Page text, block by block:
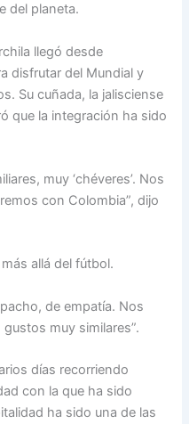
del planeta.
llegó desde
disfrutar del Mundial y
Su cuñada, la jalisciense
que la integración ha sido
muy ‘chéveres’. Nos
con Colombia”, dijo
allá del fútbol.
de empatía. Nos
muy similares”.
días recorriendo
con la que ha sido
ha sido una de las